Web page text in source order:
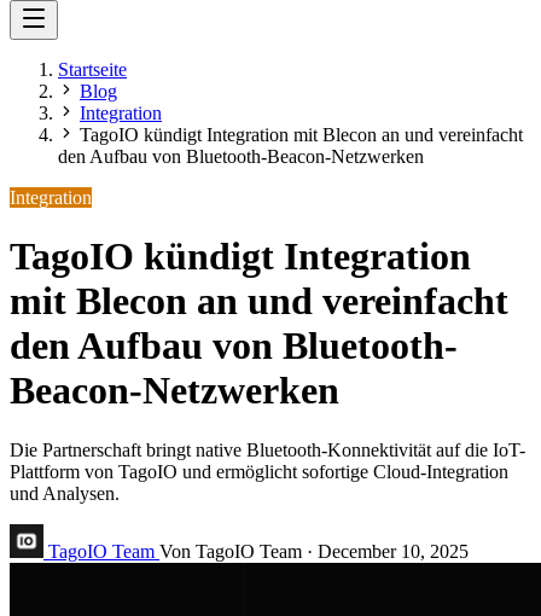
Startseite
Blog
Integration
TagoIO kündigt Integration mit Blecon an und vereinfacht
den Aufbau von Bluetooth-Beacon-Netzwerken
Integration
TagoIO kündigt Integration
mit Blecon an und vereinfacht
den Aufbau von Bluetooth-
Beacon-Netzwerken
Die Partnerschaft bringt native Bluetooth-Konnektivität auf die IoT-
Plattform von TagoIO und ermöglicht sofortige Cloud-Integration
und Analysen.
TagoIO Team Von TagoIO Team · December 10, 2025